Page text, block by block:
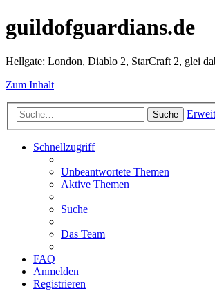
guildofguardians.de
Hellgate: London, Diablo 2, StarCraft 2, glei
Zum Inhalt
Suche
Schnellzugriff
Unbeantwortete Themen
Aktive Themen
Suche
Das Team
FAQ
Anmelden
Registrieren